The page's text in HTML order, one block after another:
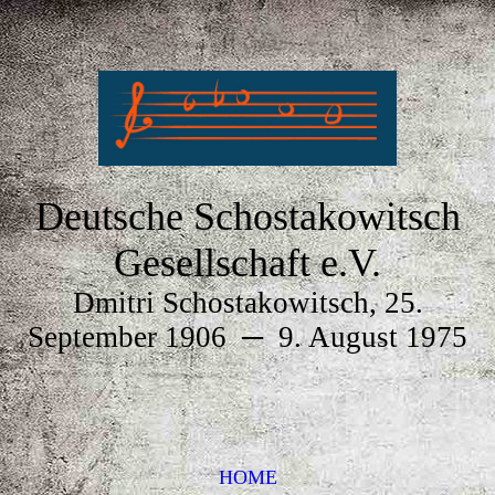
Deutsche Schostakowitsch
Gesellschaft e.V.
Dmitri Schostakowitsch, 25.
September 1906─9. August 1975
HOME